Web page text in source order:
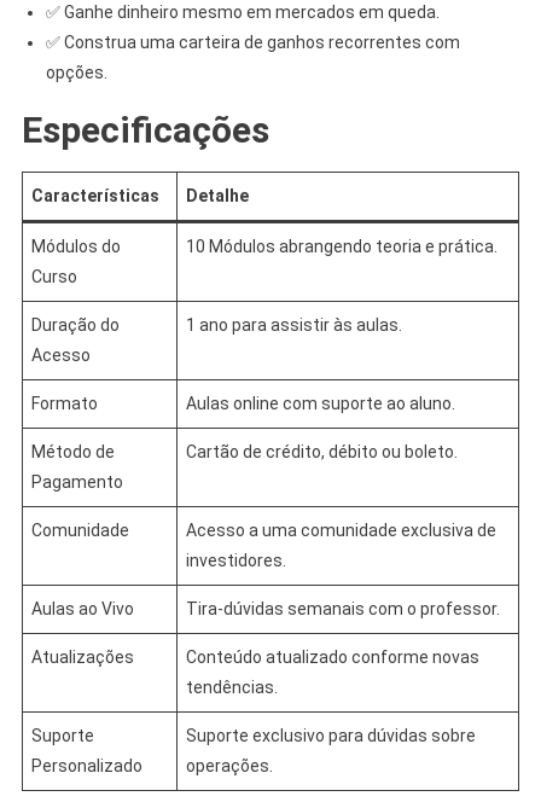
✅ Ganhe dinheiro mesmo em mercados em queda.
✅ Construa uma carteira de ganhos recorrentes com
opções.
Especificações
Características Detalhe
Módulos do
Curso
10 Módulos abrangendo teoria e prática.
Duração do
Acesso
1 ano para assistir às aulas.
Formato Aulas online com suporte ao aluno.
Método de
Pagamento
Cartão de crédito, débito ou boleto.
Comunidade
Acesso a uma comunidade exclusiva de
investidores.
Aulas ao Vivo Tira-dúvidas semanais com o professor.
Atualizações
Conteúdo atualizado conforme novas
tendências.
Suporte
Personalizado
Suporte exclusivo para dúvidas sobre
operações.